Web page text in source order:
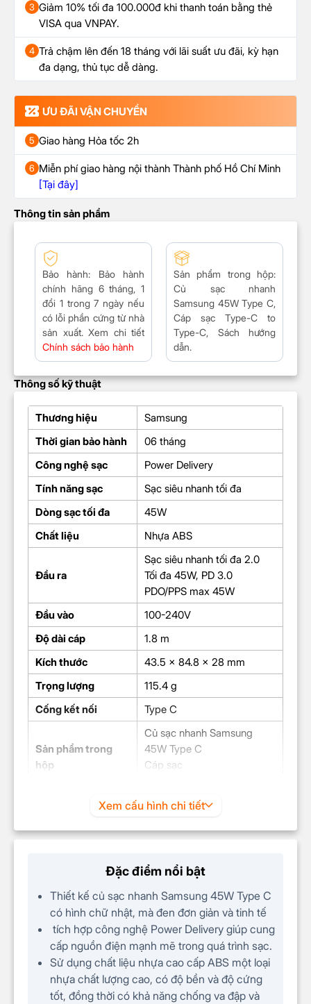
3 Giảm 10% tối đa 100.000đ khi thanh toán bằng thẻ
VISA qua VNPAY.
4 Trả chậm lên đến 18 tháng với lãi suất ưu đãi, kỳ hạn
đa dạng, thủ tục dễ dàng.
ƯU ĐÃI VẬN CHUYỂN
5 Giao hàng Hỏa tốc 2h
6 Miễn phí giao hàng nội thành Thành phố Hồ Chí Minh
[Tại đây]
Thông tin sản phẩm
Bảo hành: Bảo hành
chính hãng 6 tháng, 1
đổi 1 trong 7 ngày nếu
có lỗi phần cứng từ nhà
sản xuất. Xem chi tiết
Chính sách bảo hành
Sản phẩm trong hộp:
Củ sạc nhanh
Samsung 45W Type C,
Cáp sạc Type-C to
Type-C, Sách hướng
dẫn.
Thông số kỹ thuật
Thương hiệu
Samsung
Thời gian bảo hành
06 tháng
Công nghệ sạc
Power Delivery
Tính năng sạc
Sạc siêu nhanh tối đa
Dòng sạc tối đa
45W
Chất liệu
Nhựa ABS
Đầu ra
Sạc siêu nhanh tối đa 2.0
Tối đa 45W, PD 3.0
PDO/PPS max 45W
Đầu vào
100-240V
Độ dài cáp
1.8 m
Kích thước
43.5 x 84.8 x 28 mm
Trọng lượng
115.4 g
Cống kết nối
Type C
Sản phẩm trong
hộp
Củ sạc nhanh Samsung
45W Type C
Cáp sạc
Xem cấu hình chi tiết
Đặc điểm nổi bật
Thiết kế củ sạc nhanh Samsung 45W Type C
có hình chữ nhật, mà đen đơn giản và tinh tế
tích hợp công nghệ Power Delivery giúp cung
cấp nguồn điện mạnh mẽ trong quá trình sạc.
Sử dụng chất liệu nhựa cao cấp ABS một loại
nhựa chất lượng cao, có độ bền và độ cứng
tốt, đồng thời có khả năng chống va đập và